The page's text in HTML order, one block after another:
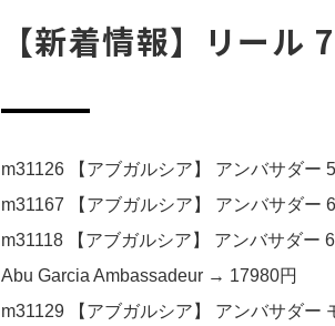
【新着情報】リー
m31126 【アブガルシア】 アンバサダ
m31167 【アブガルシア】 アンバサダ
m31118 【アブガルシア】 アンバサダー
Abu Garcia Ambassadeur → 17980円
m31129 【アブガルシア】 アンバサダー